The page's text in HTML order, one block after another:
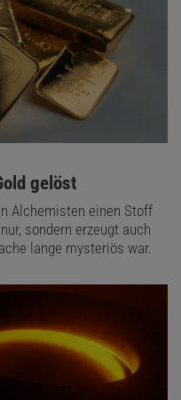
gelöst
Alchemisten einen Stoff
sondern erzeugt auch
lange mysteriös war.